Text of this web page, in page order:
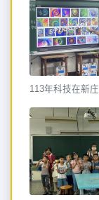
113年科技在新